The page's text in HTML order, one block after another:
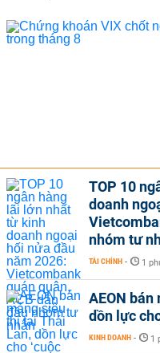
TOP 10
doanh
nhóm tư
TÀI CHÍNH - 1
AEON
dồn lực
KINH DOANH - 1